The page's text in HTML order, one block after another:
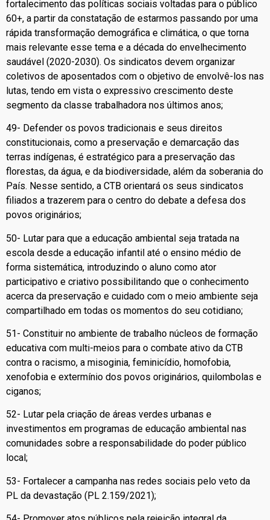
fortalecimento das políticas sociais voltadas para o público
60+, a partir da constatação de estarmos passando por uma
rápida transformação demográfica e climática, o que torna
mais relevante esse tema e a década do envelhecimento
saudável (2020-2030). Os sindicatos devem organizar
coletivos de aposentados com o objetivo de envolvê-los nas
lutas, tendo em vista o expressivo crescimento deste
segmento da classe trabalhadora nos últimos anos;
49- Defender os povos tradicionais e seus direitos
constitucionais, como a preservação e demarcação das
terras indígenas, é estratégico para a preservação das
florestas, da água, e da biodiversidade, além da soberania do
País. Nesse sentido, a CTB orientará os seus sindicatos
filiados a trazerem para o centro do debate a defesa dos
povos originários;
50- Lutar para que a educação ambiental seja tratada na
escola desde a educação infantil até o ensino médio de
forma sistemática, introduzindo o aluno como ator
participativo e criativo possibilitando que o conhecimento
acerca da preservação e cuidado com o meio ambiente seja
compartilhado em todas os momentos do seu cotidiano;
51- Constituir no ambiente de trabalho núcleos de formação
educativa com multi-meios para o combate ativo da CTB
contra o racismo, a misoginia, feminicídio, homofobia,
xenofobia e extermínio dos povos originários, quilombolas e
ciganos;
52- Lutar pela criação de áreas verdes urbanas e
investimentos em programas de educação ambiental nas
comunidades sobre a responsabilidade do poder público
local;
53- Fortalecer a campanha nas redes sociais pelo veto da
PL da devastação (PL 2.159/2021);